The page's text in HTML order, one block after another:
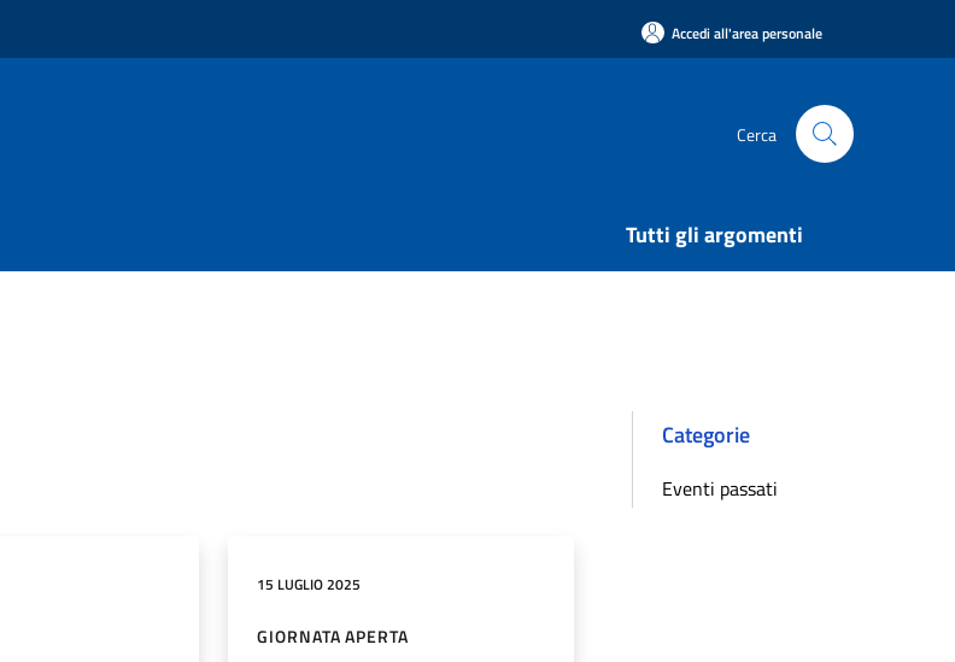
Accedi all'area personale
Cerca
Tutti gli argomenti
15 LUGLIO 2025
GIORNATA APERTA
Categorie
Eventi passati